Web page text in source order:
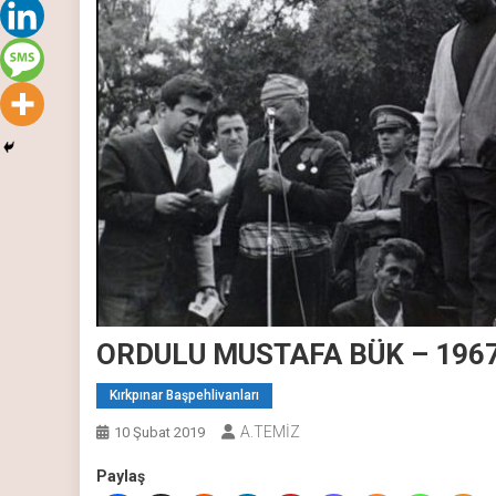
ORDULU MUSTAFA BÜK –
Kırkpınar Başpehlivanları
10 Şubat 2019 A.TEMİZ
Paylaş